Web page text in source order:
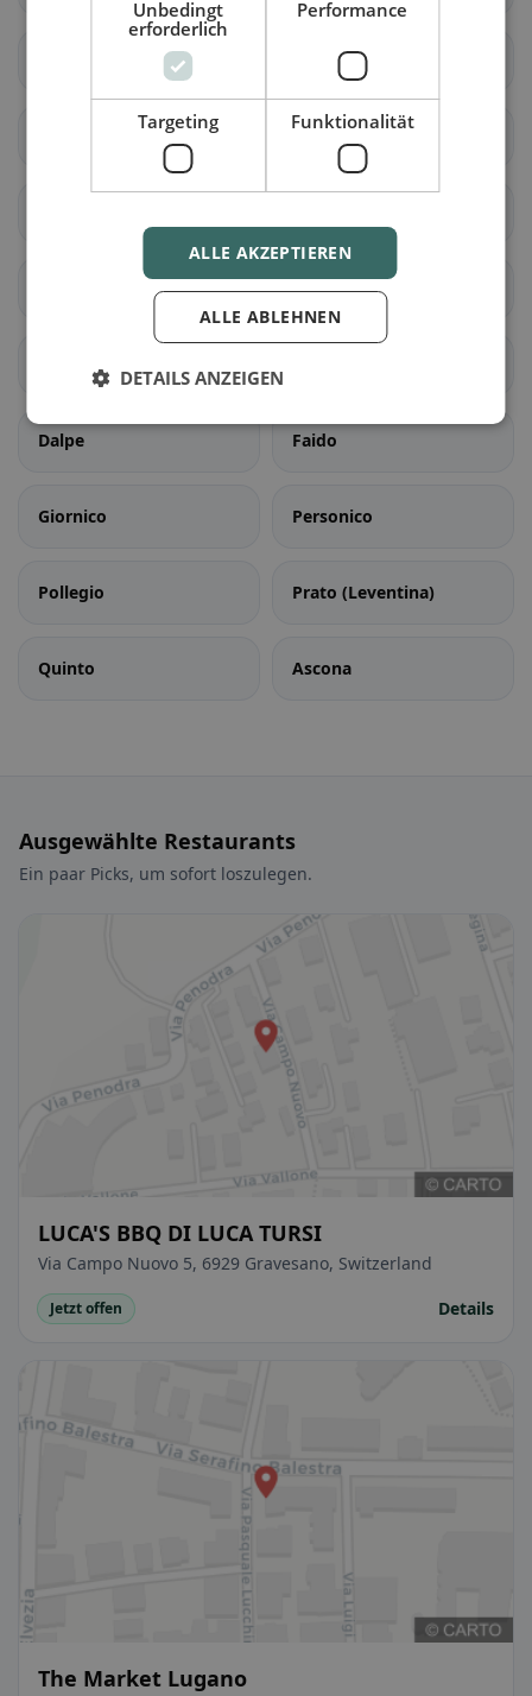
Sant'Antonino
Airolo
Bedretto
Dalpe Faido
Giornico Personico
Pollegio Prato (Leventina)
Quinto Ascona
Ausgewählte Restaurants
Ein paar Picks, um sofort loszulegen.
LUCA'S BBQ DI LUCA TURSI
Via Campo Nuovo 5, 6929 Gravesano, Switzerland
Jetzt offen Details
The Market Lugano
Unbedingt
erforderlich
Performance
Targeting Funktionalität
ALLE AKZEPTIEREN
ALLE ABLEHNEN
DETAILS ANZEIGEN